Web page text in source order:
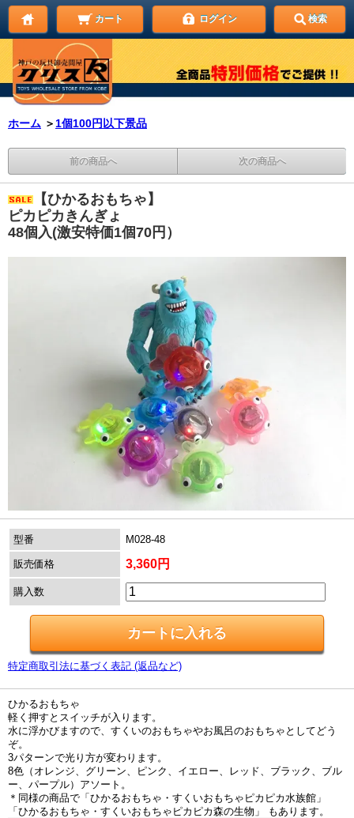
カート ログイン 検索
ホーム ＞ 1個100円以下景品
前の商品へ 次の商品へ
【ひかるおもちゃ】
ピカピカきんぎょ
48個入(激安特価1個70円）
型番 M028-48
販売価格 3,360円
購入数
特定商取引法に基づく表記 (返品など)
ひかるおもちゃ
軽く押すとスイッチが入ります。
水に浮かびますので、すくいのおもちゃやお風呂のおもちゃとしてどう
ぞ。
3パターンで光り方が変わります。
8色（オレンジ、グリーン、ピンク、イエロー、レッド、ブラック、ブル
ー、パープル）アソート。
＊同様の商品で「ひかるおもちゃ・すくいおもちゃピカピカ水族館」
「ひかるおもちゃ・すくいおもちゃピカピカ森の生物」 もあります。